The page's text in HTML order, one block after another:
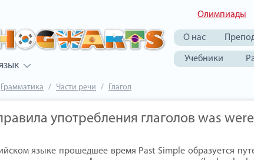
Олимпиады
О нас
Учебники
Грамматика Части речи Глагол
употребления глаголов was were
языке прошедшее время Past Simple образуется